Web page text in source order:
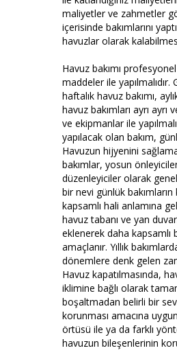
maliyetler ve zahmetler
içerisinde bakımlarını
havuzlar olarak
Havuz bakımı
maddeler ile yapılmalıdır.
haftalık havuz bakımı,
havuz bakımları ayrı
ve ekipmanlar ile
yapılacak olan bakım,
Havuzun hijyenini
bakımlar, yosun
düzenleyiciler olarak
bir nevi günlük
kapsamlı hali anlamına
havuz tabanı ve yan
eklenerek daha kapsamlı
amaçlanır. Yıllık
dönemlere denk gelen
Havuz kapatılmasında,
iklimine bağlı olarak
boşaltmadan belirli bir
korunması amacına
örtüsü ile ya da farklı
havuzun bileşenlerinin